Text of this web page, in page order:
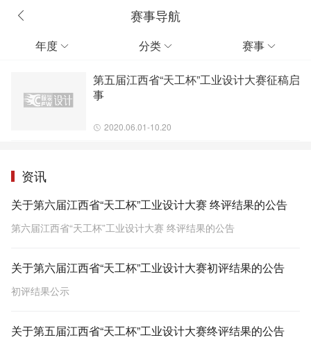
赛事导航
年度  分类  赛事 
第五届江西省“天工杯”工业设计大赛征稿启
事
2020.06.01-10.20
资讯
关于第六届江西省“天工杯”工业设计大赛 终评结果的公告
第六届江西省“天工杯”工业设计大赛 终评结果的公告
关于第六届江西省“天工杯”工业设计大赛初评结果的公告
初评结果公示
关于第五届江西省“天工杯”工业设计大赛终评结果的公告